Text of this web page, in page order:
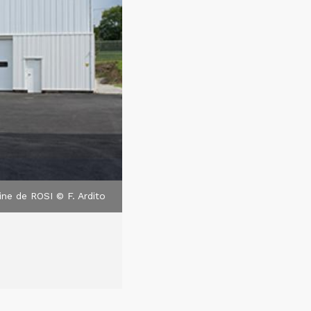
de ROSI © F. Ardito